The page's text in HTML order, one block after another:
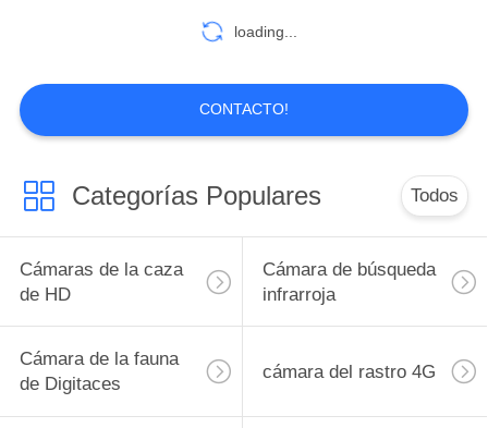
Cámara del jardín
Cámara del rastro
de GPS
27
loading...
CONTACTO!
Categorías Populares Todos
Cámaras de la caza
de HD
Cámara de búsqueda
infrarroja
Cámara de la fauna
de Digitaces
cámara del rastro 4G